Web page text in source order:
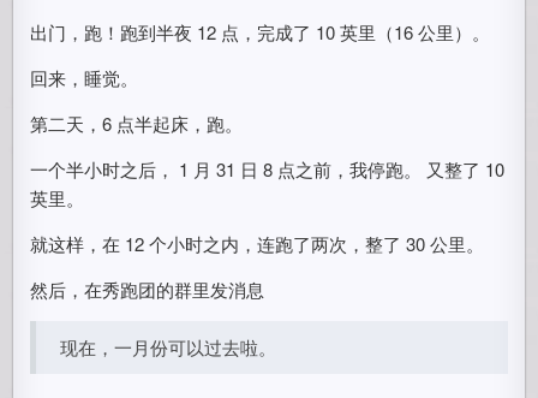
出门，跑！跑到半夜 12 点，完成了 10 英里（16 公里）。
回来，睡觉。
第二天，6 点半起床，跑。
一个半小时之后， 1 月 31 日 8 点之前，我停跑。 又整了 10
英里。
就这样，在 12 个小时之内，连跑了两次，整了 30 公里。
然后，在秀跑团的群里发消息
现在，一月份可以过去啦。